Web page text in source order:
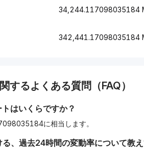
34,244.117098035184
342,441.17098035184
するよくある質問（FAQ）
はいくらですか？
に相当します。
、過去24時間の変動率について教え